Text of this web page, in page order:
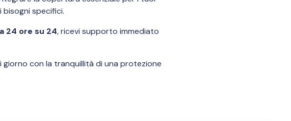
specifici.
24 ore su 24, ricevi supporto immediato
con la tranquillità di una protezione